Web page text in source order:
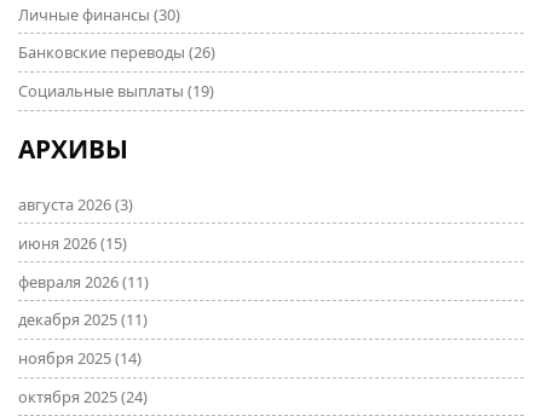
Личные финансы (30)
Банковские переводы (26)
Социальные выплаты (19)
АРХИВЫ
августа 2026(3)
июня 2026(15)
февраля 2026(11)
декабря 2025(11)
ноября 2025(14)
октября 2025(24)